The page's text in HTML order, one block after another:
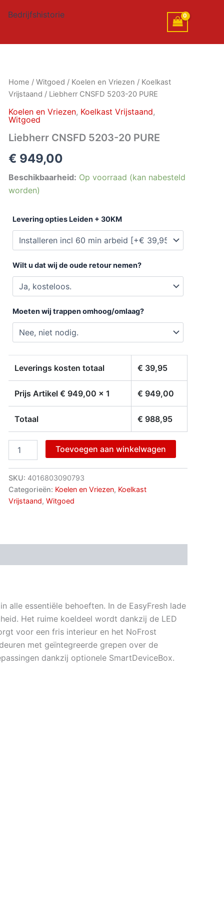
Bedrijfshistorie
Home / Witgoed / Koelen en Vriezen / Koelkast
Vrijstaand / Liebherr CNSFD 5203-20 PURE
Koelen en Vriezen, Koelkast Vrijstaand,
Witgoed
Liebherr CNSFD 5203-20 PURE
€ 949,00
Beschikbaarheid: Op voorraad (kan nabesteld
worden)
Levering opties Leiden + 30KM
Wilt u dat wij de oude retour nemen?
Moeten wij trappen omhoog/omlaag?
Leverings kosten totaal € 39,95
Prijs Artikel € 949,00 x 1 € 949,00
Totaal € 988,95
Liebherr
CNSFD
5203-
20
PURE
Toevoegen aan winkelwagen
SKU: 4016803090793
Categorieën: Koelen en Vriezen, Koelkast
Vrijstaand, Witgoed
alle essentiële behoeften. In de EasyFresh lade
Het ruime koeldeel wordt dankzij de LED
voor een fris interieur en het NoFrost
met geïntegreerde grepen over de
dankzij optionele SmartDeviceBox.